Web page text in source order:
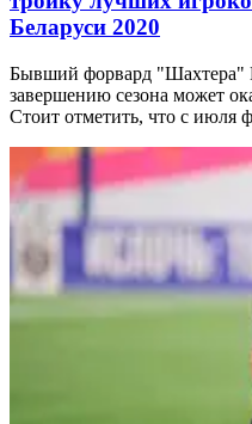
Беларуси 2020
Бывший форвард "Шахтера"
завершению сезона может
Стоит отметить, что с июля